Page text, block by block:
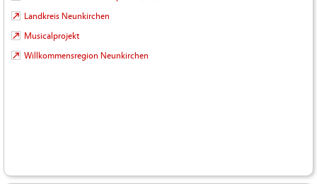
Landkreis Neunkirchen
Musicalprojekt
Willkommensregion Neunkirchen